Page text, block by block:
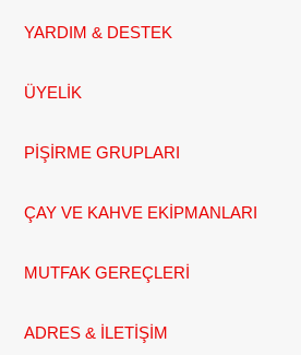
YARDIM & DESTEK
ÜYELİK
PİŞİRME GRUPLARI
ÇAY VE KAHVE EKİPMANLARI
MUTFAK GEREÇLERİ
ADRES & İLETİŞİM